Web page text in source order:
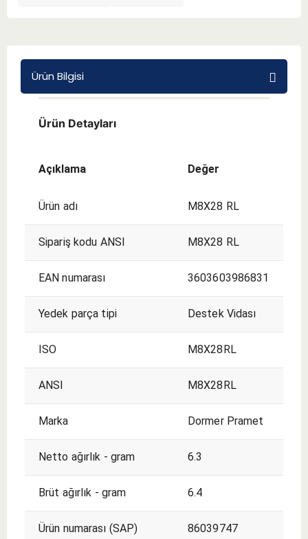
Ürün Bilgisi
Ürün Detayları
Açıklama Değer
Ürün adı M8X28 RL
Sipariş kodu ANSI M8X28 RL
EAN numarası 3603603986831
Yedek parça tipi Destek Vidası
ISO M8X28RL
ANSI M8X28RL
Marka Dormer Pramet
Netto ağırlık - gram 6.3
Brüt ağırlık - gram 6.4
Ürün numarası (SAP) 86039747